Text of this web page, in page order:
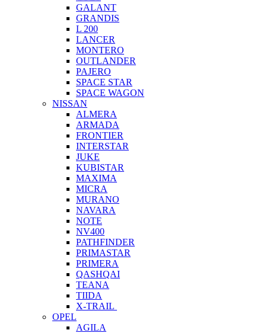
GALANT
GRANDIS
L 200
LANCER
MONTERO
OUTLANDER
PAJERO
SPACE STAR
SPACE WAGON
NISSAN
ALMERA
ARMADA
FRONTIER
INTERSTAR
JUKE
KUBISTAR
MAXIMA
MICRA
MURANO
NAVARA
NOTE
NV400
PATHFINDER
PRIMASTAR
PRIMERA
QASHQAI
TEANA
TIIDA
X-TRAIL
OPEL
AGILA